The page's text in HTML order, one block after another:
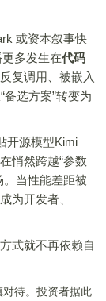
或资本叙事快
多发生在代码
复调用、被嵌入
选方案”转变为
源模型Kimi
悄然跨越“参数
。当性能差距被
为开发者、
式就不再依赖自
待。投资者据此